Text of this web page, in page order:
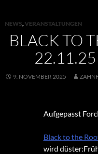
NEWS,VERANSTALTUNGEN
BLACK TO
9. NOVEMBER 2025
Aufgepasst
Black to the
wird